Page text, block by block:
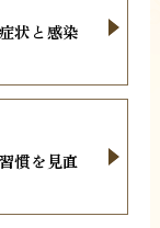
状と感染
慣を見直